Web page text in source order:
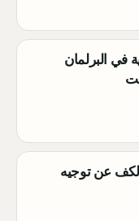
في البرلمان
عن توجيه